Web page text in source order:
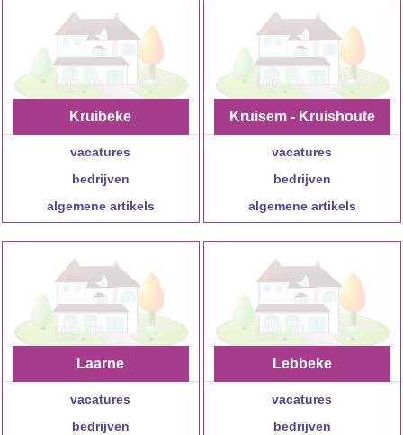
Kruibeke
vacatures
bedrijven
algemene artikels
Kruisem - Kruishoute
m
vacatures
bedrijven
algemene artikels
Laarne
vacatures
bedrijven
Lebbeke
vacatures
bedrijven